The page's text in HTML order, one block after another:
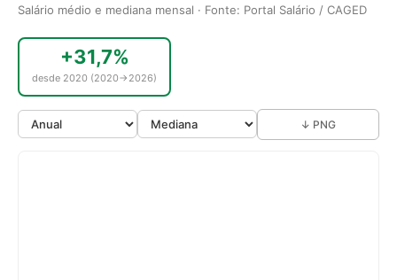
Salário médio e mediana mensal · Fonte: Portal Salário / CAGED
+31,7%
desde 2020 (2020→2026)
↓ PNG